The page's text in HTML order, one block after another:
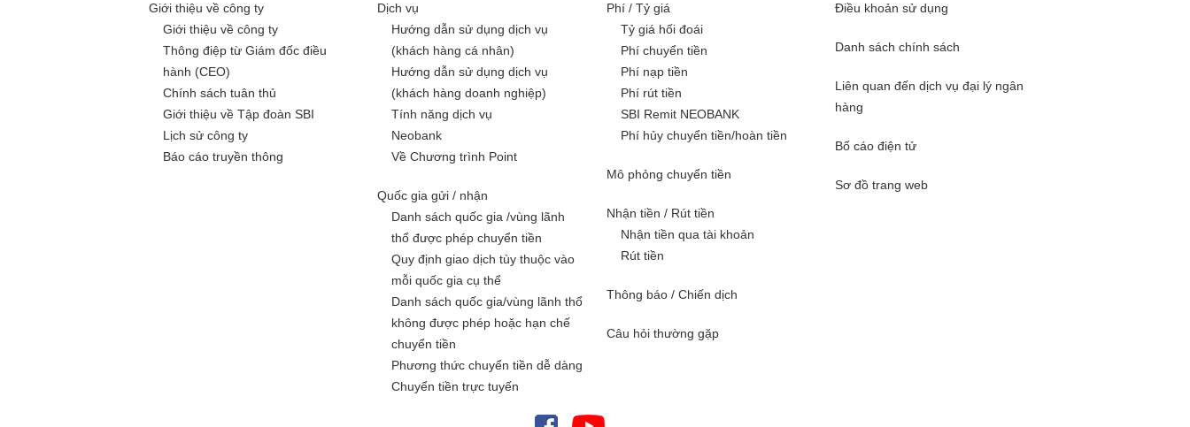
Giới thiệu về công ty
Giới thiệu về công ty
Thông điệp từ Giám đốc điều
hành (CEO)
Chính sách tuân thủ
Giới thiệu về Tập đoàn SBI
Lịch sử công ty
Báo cáo truyền thông
Dịch vụ
Hướng dẫn sử dụng dịch vụ
(khách hàng cá nhân)
Hướng dẫn sử dụng dịch vụ
(khách hàng doanh nghiệp)
Tính năng dịch vụ
Neobank
Về Chương trình Point
Quốc gia gửi / nhận
Danh sách quốc gia /vùng lãnh
thổ được phép chuyển tiền
Quy định giao dịch tùy thuộc vào
mỗi quốc gia cụ thể
Danh sách quốc gia/vùng lãnh thổ
không được phép hoặc hạn chế
chuyển tiền
Phương thức chuyển tiền dễ dàng
Chuyển tiền trực tuyến
Phí / Tỷ giá
Tỷ giá hối đoái
Phí chuyển tiền
Phí nạp tiền
Phí rút tiền
SBI Remit NEOBANK
Phí hủy chuyển tiền/hoàn tiền
Mô phỏng chuyển tiền
Nhận tiền / Rút tiền
Nhận tiền qua tài khoản
Rút tiền
Thông báo / Chiến dịch
Câu hỏi thường gặp
Điều khoản sử dụng
Danh sách chính sách
Liên quan đến dịch vụ đại lý ngân
hàng
Bố cáo điện tử
Sơ đồ trang web